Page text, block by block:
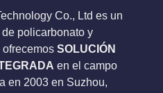
Co., Ltd es un
policarbonato y
SOLUCIÓN
en el campo
en 2003 en Suzhou,